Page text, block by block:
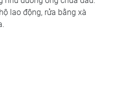
lao động, rửa bằng xà